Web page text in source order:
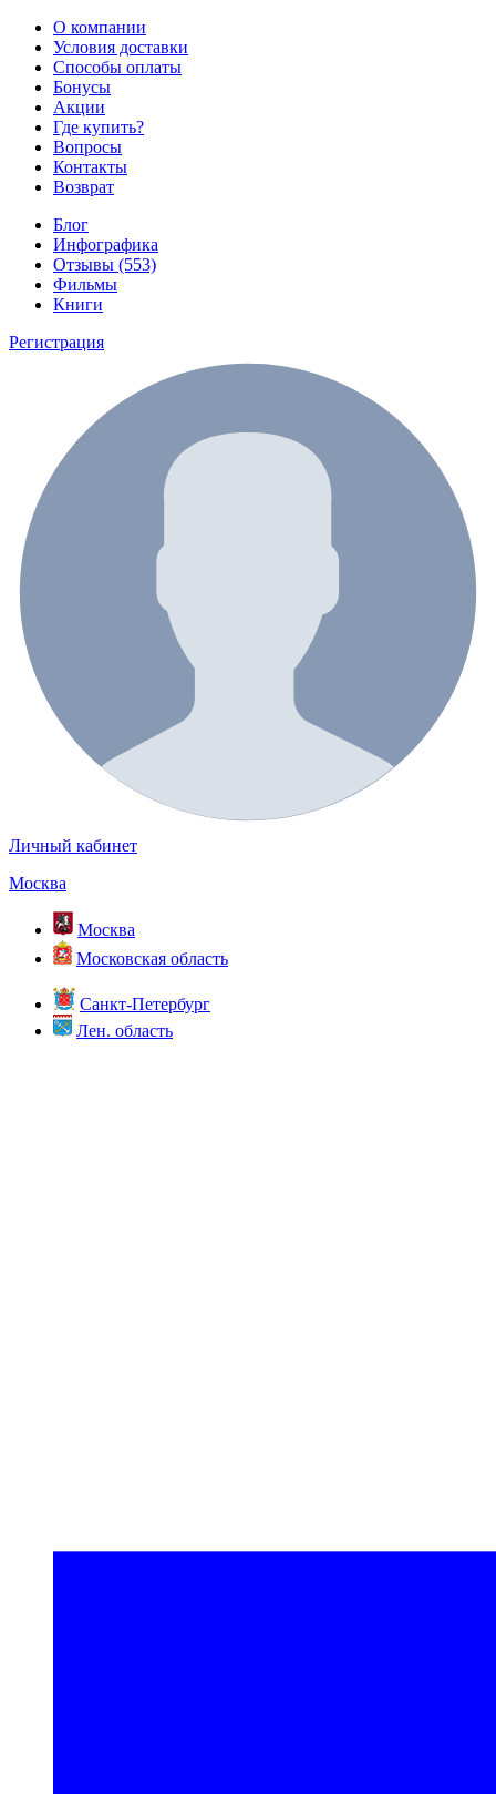
О компании
Условия доставки
Способы оплаты
Бонусы
Акции
Где купить?
Вопросы
Контакты
Возврат
Блог
Инфографика
Отзывы (553)
Фильмы
Книги
Регистрация
Личный кабинет
Москва
Москва
Московская область
Санкт-Петербург
Лен. область